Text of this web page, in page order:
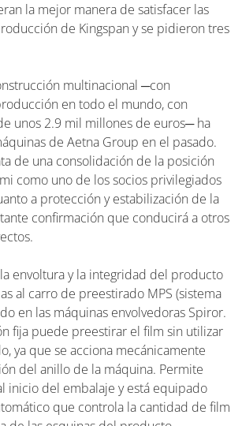
la mejor manera de satisfacer las
de Kingspan y se pidieron tres
multinacional ─con
en todo el mundo, con
unos 2.9 mil millones de euros─ ha
de Aetna Group en el pasado.
de una consolidación de la posición
como uno de los socios privilegiados
a protección y estabilización de la
confirmación que conducirá a otros
envoltura y la integridad del producto
al carro de preestirado MPS (sistema
en las máquinas envolvedoras Spiror.
fija puede preestirar el film sin utilizar
ya que se acciona mecánicamente
del anillo de la máquina. Permite
inicio del embalaje y está equipado
que controla la cantidad de film